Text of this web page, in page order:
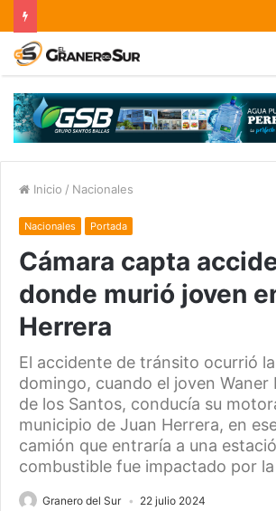
Inicio / Nacionales
Nacionales Portada
Cámara capta
donde murió joven
Herrera
El accidente de tránsito ocurrió
domingo, cuando el joven Waner
de los Santos, conducía su
municipio de Juan Herrera, en
camión que entraría a una
combustible fue impactado por
Granero del Sur 22 julio 2024